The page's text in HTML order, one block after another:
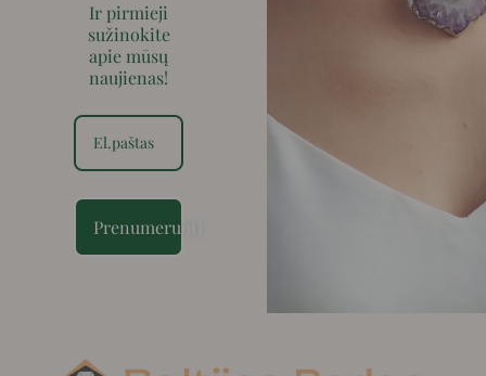
Ir pirmieji
sužinokite
apie mūsų
naujienas!
Prenumeruoti